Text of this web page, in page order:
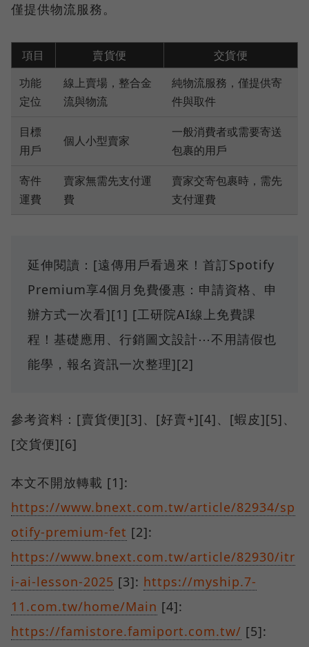
僅提供物流服務。
項目 賣貨便
交貨便
功能
定位
線上賣場，整合金
流與物流
純物流服務，僅提供寄
件與取件
目標
用戶
個人小型賣家
一般消費者或需要寄送
包裹的用戶
寄件
運費
賣家無需先支付運
費
賣家交寄包裹時，需先
支付運費
延伸閱讀：[遠傳用戶看過來！首訂Spotify
Premium享4個月免費優惠：申請資格、申
辦方式一次看][1] [工研院AI線上免費課
程！基礎應用、行銷圖文設計⋯不用請假也
能學，報名資訊一次整理][2]
參考資料：[賣貨便][3]、[好賣+][4]、[蝦皮][5]、
[交貨便][6]
本文不開放轉載 [1]:
https://www.bnext.com.tw/article/82934/sp
otify-premium-fet [2]:
https://www.bnext.com.tw/article/82930/itr
i-ai-lesson-2025 [3]: https://myship.7-
11.com.tw/home/Main [4]:
https://famistore.famiport.com.tw/ [5]: